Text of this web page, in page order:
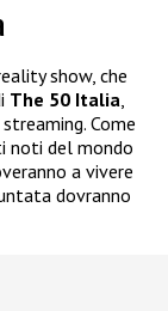
show, che
The 50 Italia,
Come
noti del mondo
a vivere
dovranno